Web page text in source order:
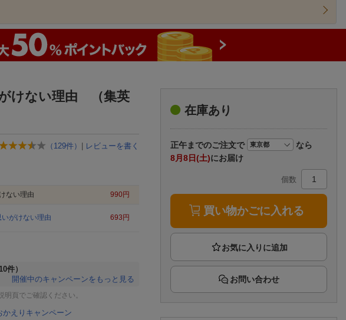
エンタメニュース
推し楽
けない理由 （集英
（ 129件） | レビューを書く
ない理由 990円
がけない理由 693 円
件）
開催中のキャンペーンをもっと見る
頁でご確認ください。
えりキャンペーン
在庫あり
正午までのご注文で
なら
8月8日(土)にお届け
個数
買い物かごに入れる
お問い合わせ